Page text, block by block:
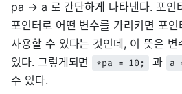
pa → a 로 간단하게 나타낸다. 포인
포인터로 어떤 변수를 가리키면 포
사용할 수 있다는 것인데, 이 뜻은
있다. 그렇게되면
*pa = 10; 과 a
수 있다.